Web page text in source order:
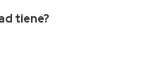
tiene?